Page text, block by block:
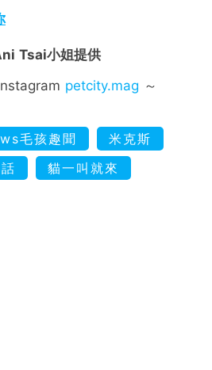
Tsai小姐提供
petcity.mag ～
毛孩趣聞
米克斯
貓一叫就來